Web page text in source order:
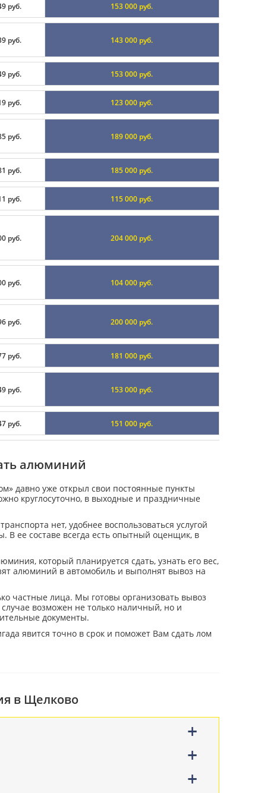
руб. 153 000 руб.
руб. 143 000 руб.
руб. 153 000 руб.
руб. 123 000 руб.
руб. 189 000 руб.
руб. 185 000 руб.
руб. 115 000 руб.
руб. 204 000 руб.
руб. 104 000 руб.
руб. 200 000 руб.
руб. 181 000 руб.
руб. 153 000 руб.
руб. 151 000 руб.
алюминий
давно уже открыл свои постоянные пункты
круглосуточно, в выходные и праздничные
нет, удобнее воспользоваться услугой
В ее составе всегда есть опытный оценщик, в
который планируется сдать, узнать его вес,
алюминий в автомобиль и выполнят вывоз на
частные лица. Мы готовы организовать вывоз
возможен не только наличный, но и
документы.
явится точно в срок и поможет Вам сдать лом
в Щелково